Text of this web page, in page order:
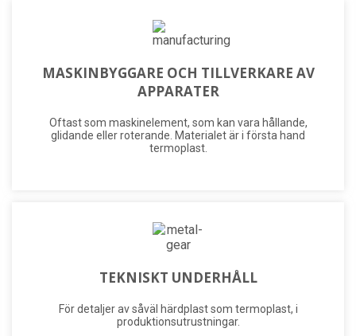
MASKINBYGGARE OCH TILLVERKARE AV
APPARATER
Oftast som maskinelement, som kan vara hållande,
glidande eller roterande. Materialet är i första hand
termoplast.
TEKNISKT UNDERHÅLL
För detaljer av såväl härdplast som termoplast, i
produktionsutrustningar.